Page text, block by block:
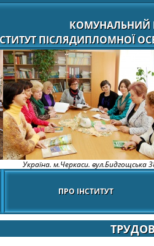
КОМУНАЛЬНИЙ
ПІСЛЯДИПЛОМНОЇ
Україна. м.Черкаси. вул.Бидгощська
ПРО ІНСТИТУТ